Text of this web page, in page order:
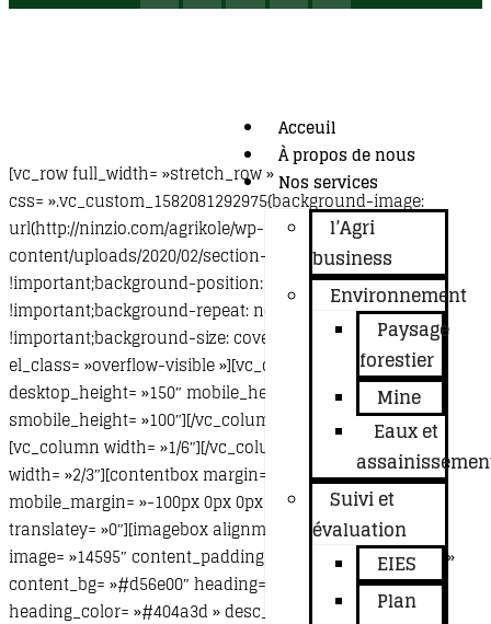
Acceuil
À propos de nous
Nos services
l’Agri
business
Environnement
Paysage
forestier
Mine
Eaux et
Suivi et
évaluation
EIES
Plan
[vc_row full_width= »stretch_row »
css= ».vc_custom_1582081292975{background-image:
url(http://ninzio.com/agrikole/wp-
content/uploads/2020/02/section-bg2.png?id=13329)
!important;background-position: center
!important;background-repeat: no-repeat
!important;background-size: cover !important;} »
el_class= »overflow-visible »][vc_column][spacing
desktop_height= »150″ mobile_height= »100″
smobile_height= »100″][/vc_column][/vc_row][vc_row]
[vc_column width= »1/6″][/vc_column][vc_column
width= »2/3″][contentbox margin= »-100px 0px 0px 0px »
mobile_margin= »-100px 0px 0px 0px » translatex= »0″
translatey= »0″][imagebox alignment= »text-center »
image= »14595″ content_padding= »28px 40px 28px 40px »
content_bg= »#d56e00″ heading= »Courtage »
heading_color= »#404a3d » desc_color= »#ffffff »